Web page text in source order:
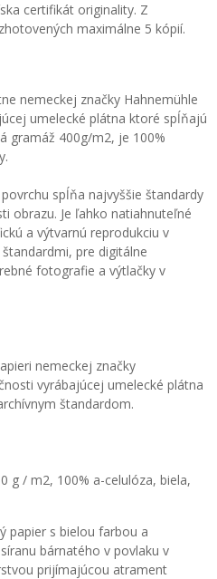
certifikát originality. Z
maximálne 5 kópií.
nemeckej značky Hahnemühle
umelecké plátna ktoré spĺňajú
gramáž 400g/m2, je 100%
spĺňa najvyššie štandardy
obrazu. Je ľahko natiahnuteľné
a výtvarnú reprodukciu v
pre digitálne
fotografie a výtlačky v
nemeckej značky
vyrábajúcej umelecké plátna
štandardom.
g / m2, 100% a-celulóza, biela,
papier s bielou farbou a
bárnatého v povlaku v
prijímajúcou atrament